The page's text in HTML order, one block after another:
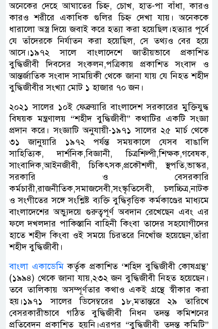
অনেকের দেহে আঘাতের চিহ্ন, চোখ, হাত-পা বাঁধা, কারও
কারও শরীরে একাধিক গুলির চিহ্ন দেখা যায়। অনেককে
ধারালো অস্ত্র দিয়ে জবাই করে হত্যা করা হয়েছিল।হত্যার পূর্বে
যে তাঁদেরকে নির্যাতন করা হয়েছিল, সে তথ্যও বের হয়ে
আসে।১৯৭২ সালে বাংলাদেশে জাতীয়ভাবে প্রকাশিত
বুদ্ধিজীবী দিবসের সংকলন,পত্রিকায় প্রকাশিত সংবাদ ও
আন্তর্জাতিক সংবাদ সাময়িকী থেকে জানা যায় যে নিহত শহীদ
বুদ্ধিজীবীর সংখ্যা মোট ১ হাজার ৭০ জন।
২০২১ সালের ১০ই ফেব্রুয়ারি বাংলাদেশ সরকারের মুক্তিযুদ্ধ
বিষয়ক মন্ত্রণালয় “শহীদ বুদ্ধিজীবী” কথাটির একটি সংজ্ঞা
প্রদান করে। সংজ্ঞাটি অনুযায়ী-১৯৭১ সালের ২৫ মার্চ থেকে
৩১ জানুয়ারি ১৯৭২ পর্যন্ত সময়কালে যেসব বাঙালি
সাহিত্যিক, দার্শনিক,বিজ্ঞানী, চিত্রশিল্পী,শিক্ষক,গবেষক,
সাংবাদিক,আইনজীবী, চিকিৎসক,প্রকৌশলী, স্থপতি,ভাস্কর,
সরকারি ও বেসরকারি
কর্মচারী,রাজনীতিক,সমাজসেবী,সংস্কৃতিসেবী, চলচ্চিত্র,নাটক
ও সংগীতের সঙ্গে সংশ্লিষ্ট ব্যক্তি বুদ্ধিবৃত্তিক কর্মকাণ্ডের মাধ্যমে
বাংলাদেশের অভ্যুদয়ে গুরুত্বপূর্ণ অবদান রেখেছেন এবং এর
ফলে দখলদার পাকিস্তানি বাহিনী কিংবা তাদের সহযোগীদের
হাতে শহীদ কিংবা ওই সময়ে চিরতরে নিখোঁজ হয়েছেন,তাঁরা
শহীদ বুদ্ধিজীবী।
বাংলা একাডেমিকর্তৃক প্রকাশিত ‘শহিদ বুদ্ধিজীবী কোষগ্রন্থ’
(১৯৯৪) থেকে জানা যায়,২৩২ জন বুদ্ধিজীবী নিহত হয়েছেন।
তবে তালিকায় অসম্পূর্ণতার কথাও একই গ্রন্থে স্বীকার করা
হয়।১৯৭১ সালের ডিসেম্বরের ১৮,মতান্তরে ২৯ তারিখে
বেসরকারীভাবে গঠিত বুদ্ধিজীবী নিধন তদন্ত কমিশনের
প্রতিবেদন প্রকাশিত হয়নি।এরপর “বুদ্ধিজীবী তদন্ত কমিটি”